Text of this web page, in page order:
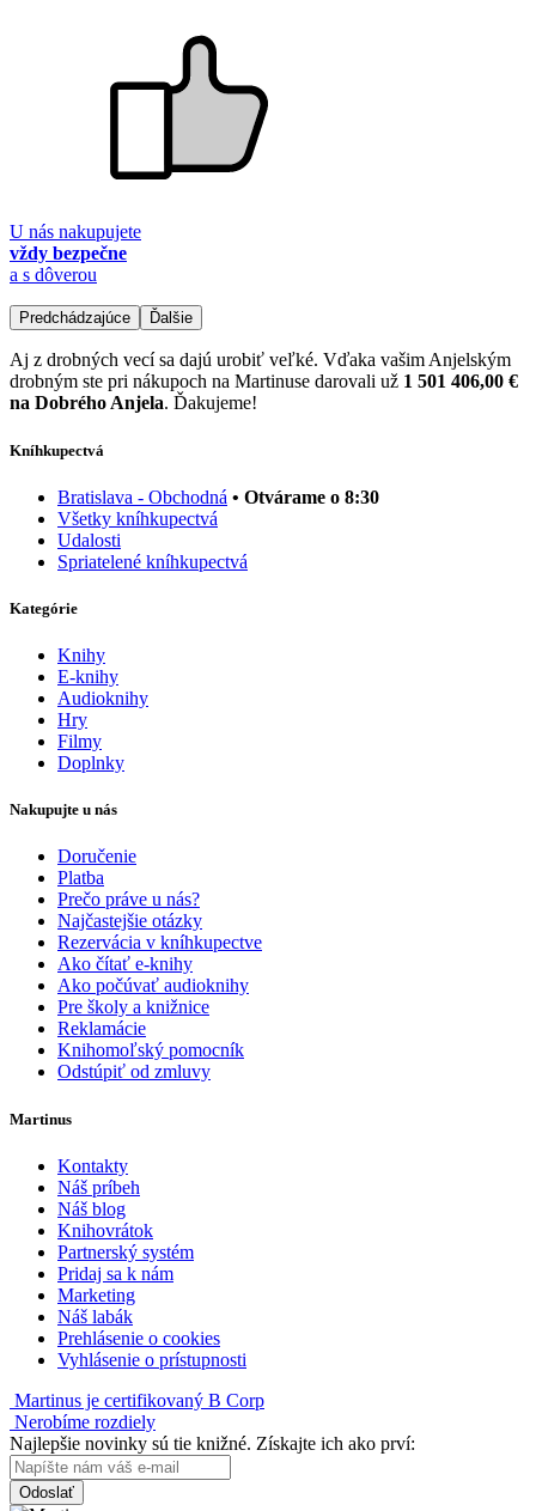
U nás nakupujete
vždy bezpečne
a s dôverou
Predchádzajúce Ďalšie
Aj z drobných vecí sa dajú urobiť veľké. Vďaka vašim Anjelským
drobným ste pri nákupoch na Martinuse darovali už 1 501 406,00 €
na Dobrého Anjela. Ďakujeme!
Kníhkupectvá
Bratislava - Obchodná • Otvárame o 8:30
Všetky kníhkupectvá
Udalosti
Spriatelené kníhkupectvá
Kategórie
Knihy
E-knihy
Audioknihy
Hry
Filmy
Doplnky
Nakupujte u nás
Doručenie
Platba
Prečo práve u nás?
Najčastejšie otázky
Rezervácia v kníhkupectve
Ako čítať e-knihy
Ako počúvať audioknihy
Pre školy a knižnice
Reklamácie
Knihomoľský pomocník
Odstúpiť od zmluvy
Martinus
Kontakty
Náš príbeh
Náš blog
Knihovrátok
Partnerský systém
Pridaj sa k nám
Marketing
Náš labák
Prehlásenie o cookies
Vyhlásenie o prístupnosti
Martinus je certifikovaný B Corp
Nerobíme rozdiely
Najlepšie novinky sú tie knižné. Získajte ich ako prví:
Odoslať